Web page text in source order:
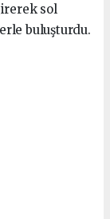
sol
buluşturdu.